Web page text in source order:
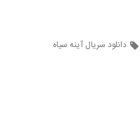
دانلود سریال آینه سیاه